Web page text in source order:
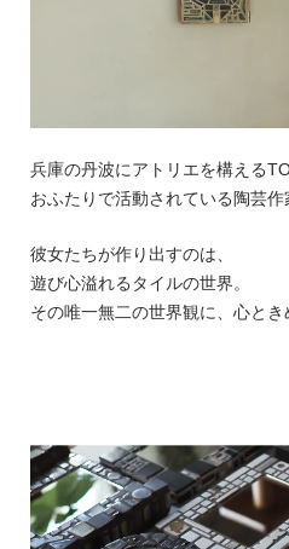
兵庫の丹波にアトリエを構える
おふたりで活動されている陶芸作
彼女たちが作り出すのは、
遊び心溢れるタイルの世界。
その唯一無二の世界観に、心とき